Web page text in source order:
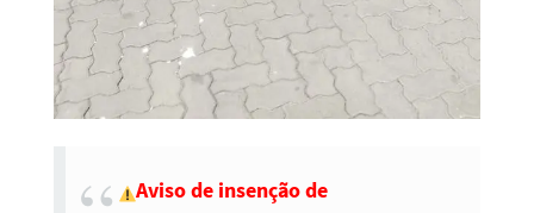
Aviso de insenção de